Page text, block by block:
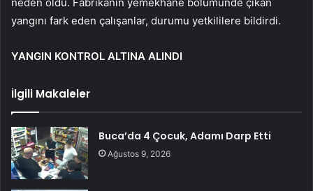
yangını fark eden çalışanlar, durumu yetkililere bildirdi.
YANGIN KONTROL ALTINA ALINDI
İlgili Makaleler
Buca’da 4 Çocuk, Adamı Darp Etti
Ağustos 9, 2026